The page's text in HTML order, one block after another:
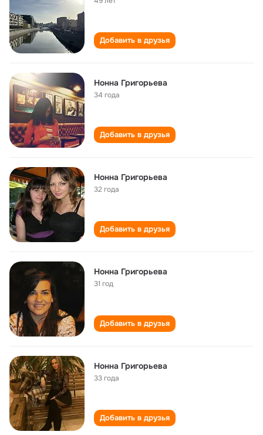
Добавить в друзья
Нонна Григорьева
34 года
Добавить в друзья
Нонна Григорьева
32 года
Добавить в друзья
Нонна Григорьева
31 год
Добавить в друзья
Нонна Григорьева
33 года
Добавить в друзья